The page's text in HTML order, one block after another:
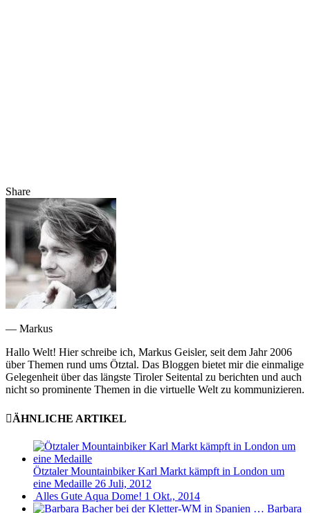
Share
— Markus
Hallo Welt! Hier schreibe ich, Markus Geisler, seit dem Jahr 2006
über Themen rund ums Ötztal. Das Bloggen bietet mir die einmalige
Gelegenheit über das längste Tiroler Seitental zu berichten und auch
nicht so prominente Themen in die virtuelle Welt zu kommunizieren.
ÄHNLICHE ARTIKEL
Ötztaler Mountainbiker Karl Markt kämpft in London um
eine Medaille 26 Juli, 2012
Alles Gute Aqua Dome! 1 Okt., 2014
Barbara